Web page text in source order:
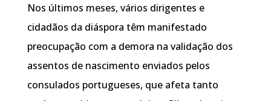
Nos últimos meses, vários dirigentes e
cidadãos da diáspora têm manifestado
preocupação com a demora na validação dos
assentos de nascimento enviados pelos
consulados portugueses, que afeta tanto